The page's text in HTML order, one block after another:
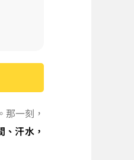
一刻，
汗水，